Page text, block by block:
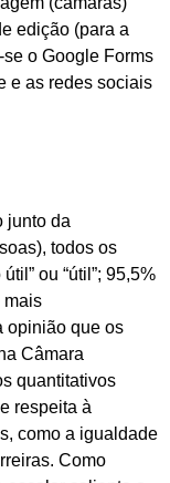
edição (para a
o Google Forms
e as redes sociais
junto da
todos os
ou “útil”; 95,5%
mais
opinião que os
Câmara
quantitativos
respeita à
como a igualdade
Como